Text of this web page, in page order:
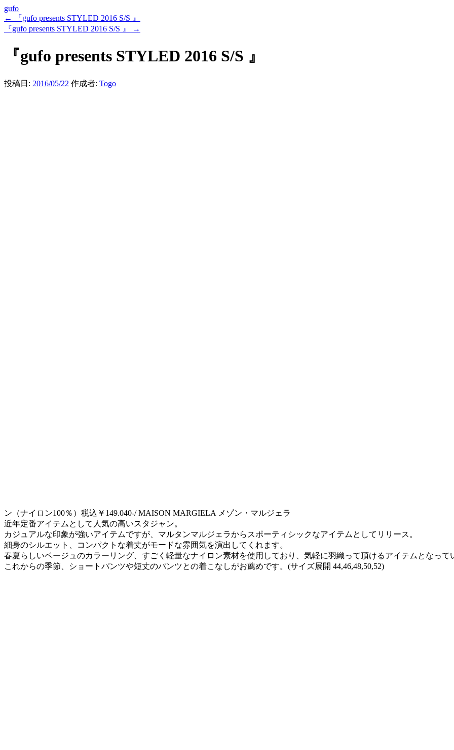
gufo
←
『gufo presents STYLED 2016 S/S 』
『gufo presents STYLED 2016 S/S 』
→
『gufo presents STYLED 2016 S/S 』
投稿日: 2016/05/22 作成者: Togo
ン（ナイロン100％）税込￥149.040-/ MAISON MARGIELA メゾン・マルジェラ
近年定番アイテムとして人気の高いスタジャン。
カジュアルな印象が強いアイテムですが、マルタンマルジェラからスポーティシックなアイテムとしてリリース。
細身のシルエット、コンパクトな着丈がモードな雰囲気を演出してくれます。
春夏らしいベージュのカラーリング、すごく軽量なナイロン素材を使用しており、気軽に羽織って頂けるアイテムとなって
これからの季節、ショートパンツや短丈のパンツとの着こなしがお薦めです。(サイズ展開 44,46,48,50,52)